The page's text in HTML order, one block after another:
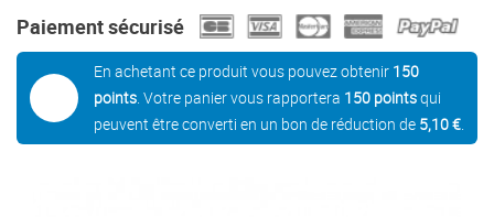
Paiement sécurisé
En achetant ce produit vous pouvez obtenir 150
points. Votre panier vous rapportera 150 pointsqui
peuvent être converti en un bon de réduction de 5,10 €.